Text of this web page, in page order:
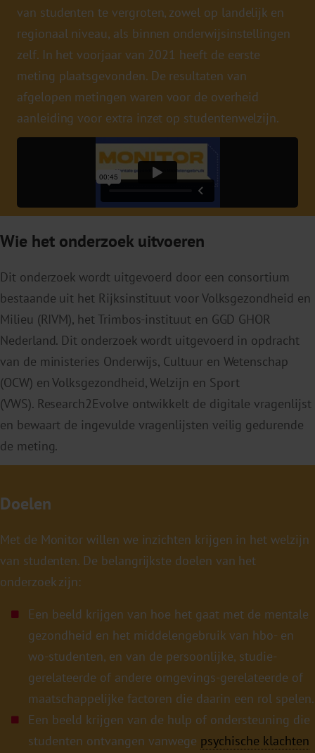
van studenten te vergroten, zowel op landelijk en
regionaal niveau, als binnen onderwijsinstellingen
zelf. In het voorjaar van 2021 heeft de eerste
meting plaatsgevonden. De resultaten van
afgelopen metingen waren voor de overheid
aanleiding voor extra inzet op studentenwelzijn.
Wie het onderzoek uitvoeren
Dit onderzoek wordt uitgevoerd door een consortium
bestaande uit het Rijksinstituut voor Volksgezondheid en
Milieu (RIVM), het Trimbos-instituut en GGD GHOR
Nederland. Dit onderzoek wordt uitgevoerd in opdracht
van de ministeries Onderwijs, Cultuur en Wetenschap
(OCW) en Volksgezondheid, Welzijn en Sport
(VWS). Research2Evolve ontwikkelt de digitale vragenlijst
en bewaart de ingevulde vragenlijsten veilig gedurende
de meting.
Doelen
Met de Monitor willen we inzichten krijgen in het welzijn
van studenten. De belangrijkste doelen van het
onderzoek zijn:
Een beeld krijgen van hoe het gaat met de mentale
gezondheid en het middelengebruik van hbo- en
wo-studenten, en van de persoonlijke, studie-
gerelateerde of andere omgevings-gerelateerde of
maatschappelijke factoren die daarin een rol spelen.
Een beeld krijgen van de hulp of ondersteuning die
studenten ontvangen vanwege psychische klachten